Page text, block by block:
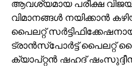
ആവശ്യമായ പരീക്ഷ
വിമാനങ്ങൾ നയിക്കാൻ
പൈലറ്റ്
ട്രാൻസ്പോർട്ട് പൈലറ്റ്
ക്യാപ്റ്റൻ ഷഹദ്